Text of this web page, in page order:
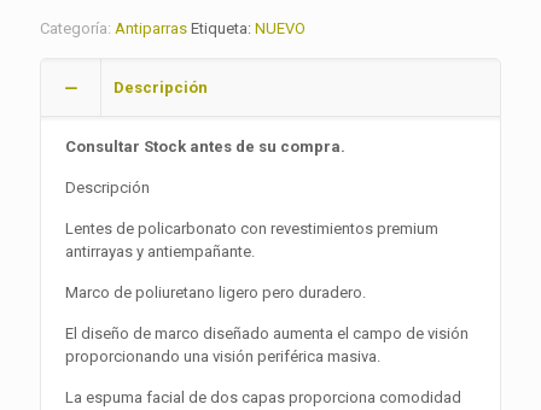
Categoría: Antiparras Etiqueta: NUEVO
Descripción
Consultar Stock antes de su compra.
Descripción
Lentes de policarbonato con revestimientos premium
antirrayas y antiempañante.
Marco de poliuretano ligero pero duradero.
El diseño de marco diseñado aumenta el campo de visión
proporcionando una visión periférica masiva.
La espuma facial de dos capas proporciona comodidad